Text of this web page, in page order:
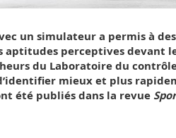
un simulateur a permis à
aptitudes perceptives devant
du Laboratoire du
mieux et plus
été publiés dans la revue